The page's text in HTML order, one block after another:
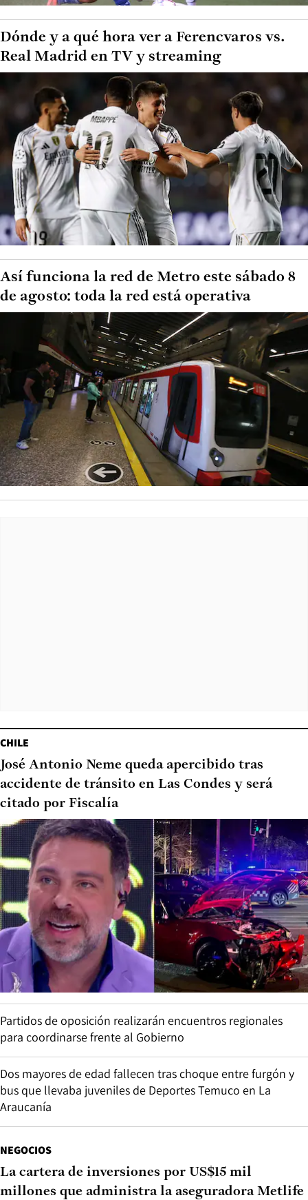
Dónde y a qué hora ver a Ferencvaros vs.
Real Madrid en TV y streaming
Así funciona la red de Metro este sábado 8
de agosto: toda la red está operativa
CHILE
José Antonio Neme queda apercibido tras
accidente de tránsito en Las Condes y será
citado por Fiscalía
Partidos de oposición realizarán encuentros regionales
para coordinarse frente al Gobierno
Dos mayores de edad fallecen tras choque entre furgón y
bus que llevaba juveniles de Deportes Temuco en La
Araucanía
NEGOCIOS
La cartera de inversiones por US$15 mil
millones que administra la aseguradora Metlife